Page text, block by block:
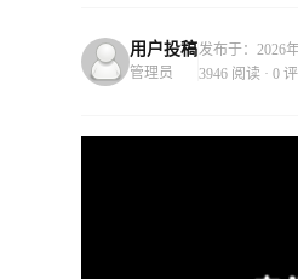
用户投稿
管理员
发布于：2026
3946 阅读 · 0